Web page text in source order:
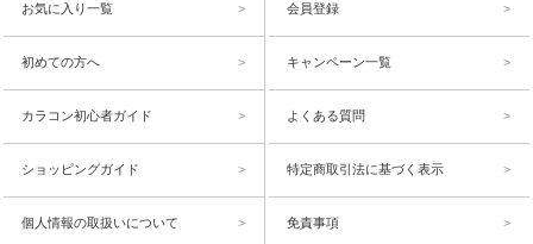
お気に入り一覧 会員登録
初めての方へ キャンペーン一覧
カラコン初心者ガイド よくある質問
ショッピングガイド 特定商取引法に基づく表示
個人情報の取扱いについて 免責事項